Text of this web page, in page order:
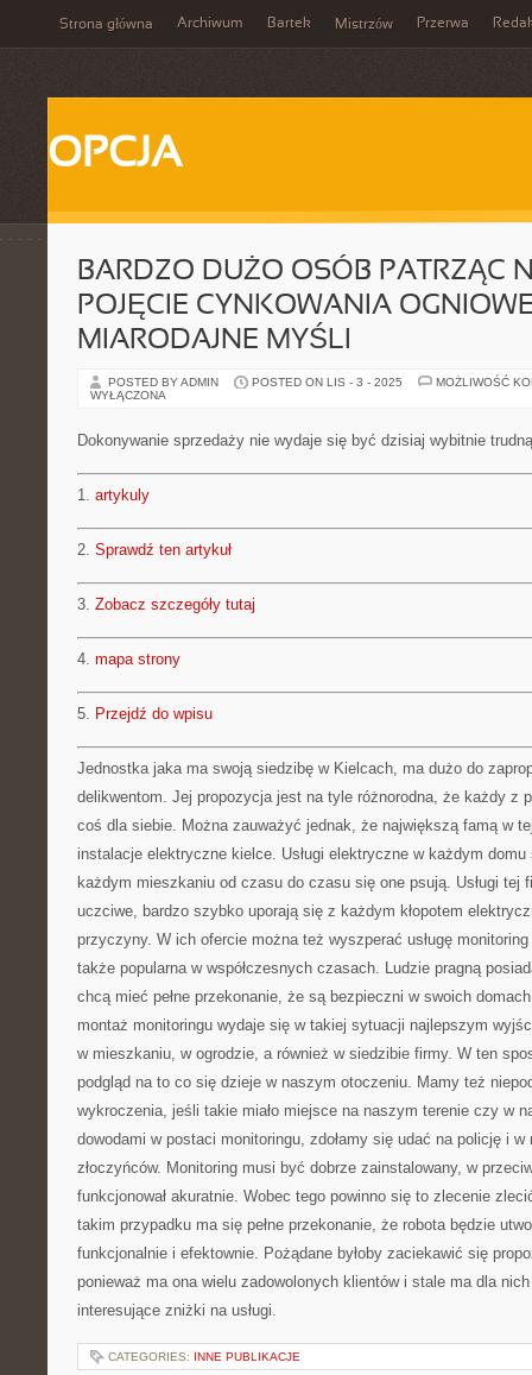
Strona główna Archiwum Bartek Mistrzów Przerwa
OPCJA
BARDZO DUŻO OSÓB PATRZĄC
POJĘCIE CYNKOWANIA
MIARODAJNE MYŚLI
POSTED BY ADMIN POSTED ON LIS - 3 - 2025
MOŻLIWOŚĆ
WYŁĄCZONA
Dokonywanie sprzedaży nie wydaje się być dzisiaj wybitnie
1. artykuly
2. Sprawdź ten artykuł
3. Zobacz szczegóły tutaj
4. mapa strony
5. Przejdź do wpisu
Jednostka jaka ma swoją siedzibę w Kielcach, ma dużo do
delikwentom. Jej propozycja jest na tyle różnorodna, że każdy z
coś dla siebie. Można zauważyć jednak, że największą famą w
instalacje elektryczne kielce. Usługi elektryczne w każdym
każdym mieszkaniu od czasu do czasu się one psują. Usługi tej
uczciwe, bardzo szybko uporają się z każdym kłopotem
przyczyny. W ich ofercie można też wyszperać usługę
także popularna w współczesnych czasach. Ludzie pragną
chcą mieć pełne przekonanie, że są bezpieczni w swoich
montaż monitoringu wydaje się w takiej sytuacji najlepszym
w mieszkaniu, w ogrodzie, a również w siedzibie firmy. W ten
podgląd na to co się dzieje w naszym otoczeniu. Mamy też
wykroczenia, jeśli takie miało miejsce na naszym terenie czy w
dowodami w postaci monitoringu, zdołamy się udać na policję i w
złoczyńców. Monitoring musi być dobrze zainstalowany, w
funkcjonował akuratnie. Wobec tego powinno się to zlecenie
takim przypadku ma się pełne przekonanie, że robota będzie
funkcjonalnie i efektownie. Pożądane byłoby zaciekawić się
ponieważ ma ona wielu zadowolonych klientów i stale ma dla
interesujące zniżki na usługi.
CATEGORIES: INNE PUBLIKACJE